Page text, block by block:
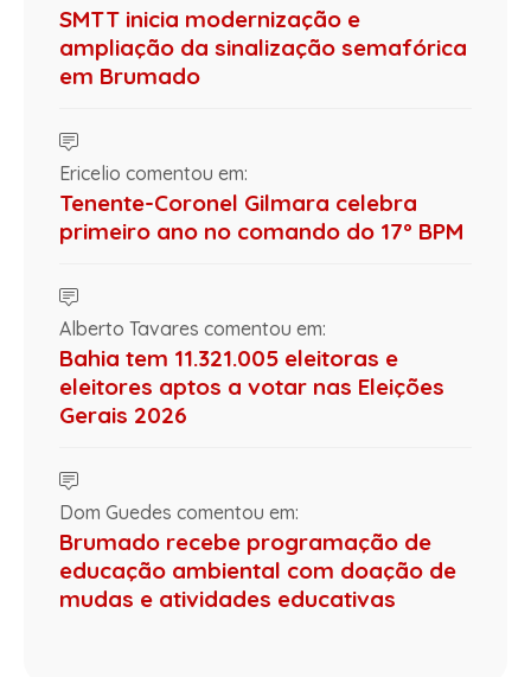
SMTT inicia modernização e
ampliação da sinalização semafórica
em Brumado
Ericelio comentou em:
Tenente-Coronel Gilmara celebra
primeiro ano no comando do 17º BPM
Alberto Tavares comentou em:
Bahia tem 11.321.005 eleitoras e
eleitores aptos a votar nas Eleições
Gerais 2026
Dom Guedes comentou em:
Brumado recebe programação de
educação ambiental com doação de
mudas e atividades educativas